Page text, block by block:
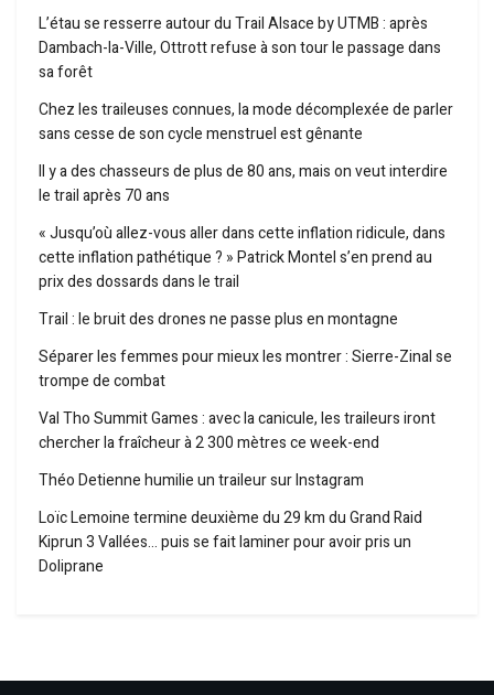
L’étau se resserre autour du Trail Alsace by UTMB : après
Dambach-la-Ville, Ottrott refuse à son tour le passage dans
sa forêt
Chez les traileuses connues, la mode décomplexée de parler
sans cesse de son cycle menstruel est gênante
Il y a des chasseurs de plus de 80 ans, mais on veut interdire
le trail après 70 ans
« Jusqu’où allez-vous aller dans cette inflation ridicule, dans
cette inflation pathétique ? » Patrick Montel s’en prend au
prix des dossards dans le trail
Trail : le bruit des drones ne passe plus en montagne
Séparer les femmes pour mieux les montrer : Sierre-Zinal se
trompe de combat
Val Tho Summit Games : avec la canicule, les traileurs iront
chercher la fraîcheur à 2 300 mètres ce week-end
Théo Detienne humilie un traileur sur Instagram
Loïc Lemoine termine deuxième du 29 km du Grand Raid
Kiprun 3 Vallées… puis se fait laminer pour avoir pris un
Doliprane